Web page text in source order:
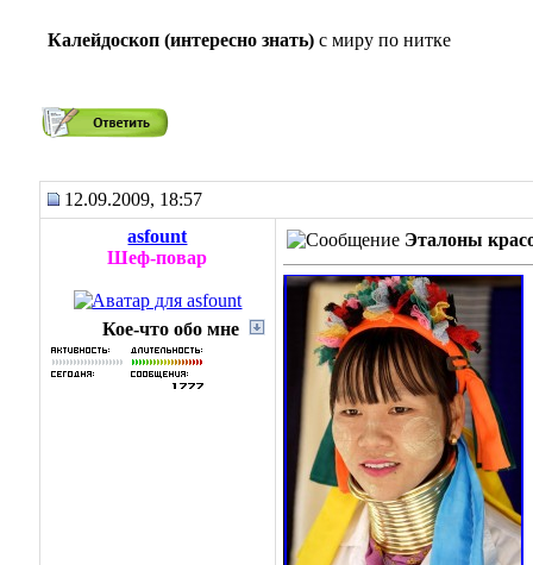
Калейдоскоп (интересно знать) с миру по нитке
12.09.2009, 18:57
asfount
Шеф-повар
Кое-что обо мне
Эталоны